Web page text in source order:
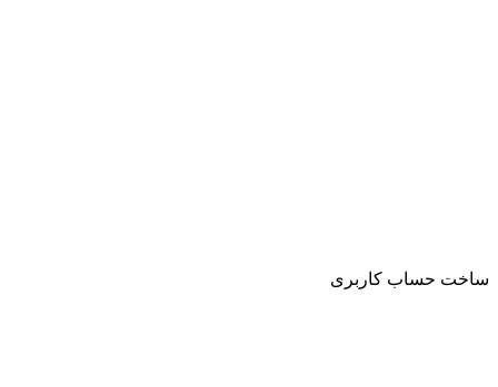
ساخت حساب کاربری